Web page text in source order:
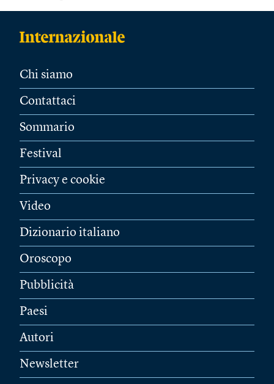
Chi siamo
Contattaci
Sommario
Festival
Privacy e cookie
Video
Dizionario italiano
Oroscopo
Pubblicità
Paesi
Autori
Newsletter